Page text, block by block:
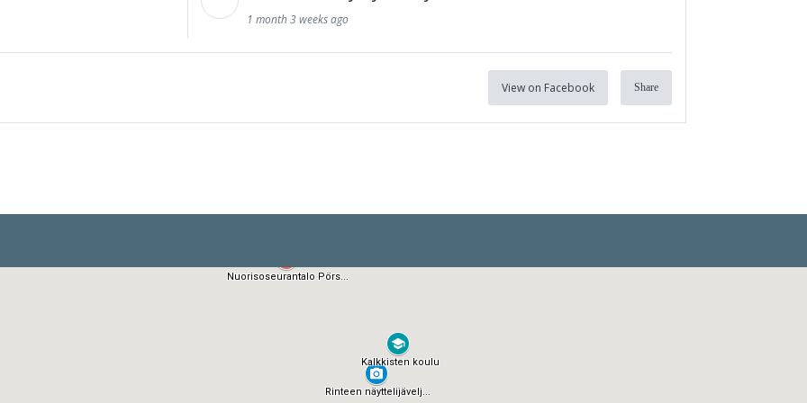
1 month 3 weeks ago
View on Facebook Share